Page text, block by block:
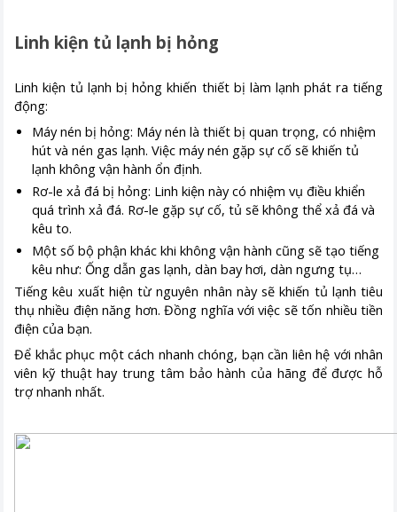
Linh kiện tủ lạnh bị hỏng
Linh kiện tủ lạnh bị hỏng khiến thiết bị làm lạnh phát ra tiếng
động:
Máy nén bị hỏng: Máy nén là thiết bị quan trọng, có nhiệm
hút và nén gas lạnh. Việc máy nén gặp sự cố sẽ khiến tủ
lạnh không vận hành ổn định.
Rơ-le xả đá bị hỏng: Linh kiện này có nhiệm vụ điều khiển
quá trình xả đá. Rơ-le gặp sự cố, tủ sẽ không thể xả đá và
kêu to.
Một số bộ phận khác khi không vận hành cũng sẽ tạo tiếng
kêu như: Ống dẫn gas lạnh, dàn bay hơi, dàn ngưng tụ…
Tiếng kêu xuất hiện từ nguyên nhân này sẽ khiến tủ lạnh tiêu
thụ nhiều điện năng hơn. Đồng nghĩa với việc sẽ tốn nhiều tiền
điện của bạn.
Để khắc phục một cách nhanh chóng, bạn cần liên hệ với nhân
viên kỹ thuật hay trung tâm bảo hành của hãng để được hỗ
trợ nhanh nhất.